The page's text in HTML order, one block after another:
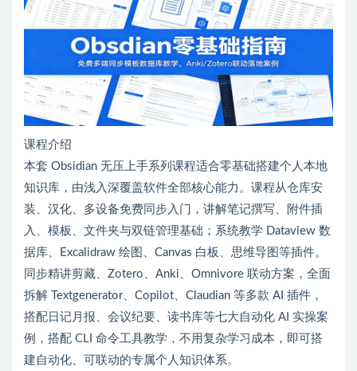
课程介绍
本套 Obsidian 无压上手系列课程适合零基础搭建个人本地
知识库，由浅入深覆盖软件全部核心能力。课程从仓库安
装、汉化、多设备免费同步入门，讲解笔记撰写、附件插
入、模板、文件夹与双链管理基础；系统教学 Dataview 数
据库、Excalidraw 绘图、Canvas 白板、思维导图等插件。
同步精讲剪藏、Zotero、Anki、Omnivore 联动方案，全面
拆解 Textgenerator、Copilot、Claudian 等多款 AI 插件，
搭配日记月报、会议纪要、读书库等七大自动化 AI 实操案
例，搭配 CLI 命令工具教学，不用复杂学习成本，即可搭
建自动化、可联动的专属个人知识体系。